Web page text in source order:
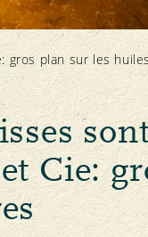
médiation
bio près de
spécialisés bio
gros plan sur les
Cie: